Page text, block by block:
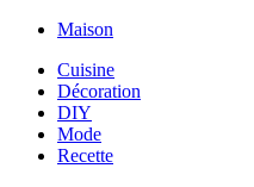
Maison
Cuisine
Décoration
DIY
Mode
Recette